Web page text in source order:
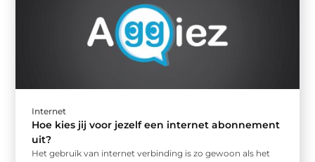
Internet
Hoe kies jij voor jezelf een internet abonnement
uit?
Het gebruik van internet verbinding is zo gewoon als het